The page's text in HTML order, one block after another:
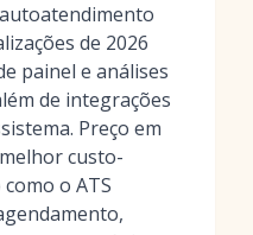
de 2026
painel e análises
de integrações
Preço em
custo-
o ATS